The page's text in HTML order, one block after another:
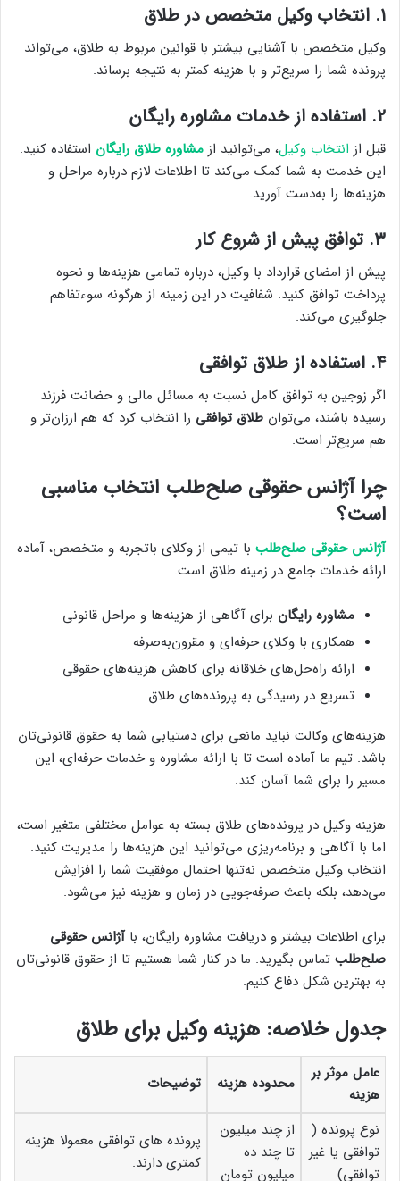
۱. انتخاب وکیل متخصص در طلاق
وکیل متخصص با آشنایی بیشتر با قوانین مربوط به طلاق، می‌تواند
پرونده شما را سریع‌تر و با هزینه کمتر به نتیجه برساند.
۲. استفاده از خدمات مشاوره رایگان
قبل از انتخاب وکیل، می‌توانید از مشاوره طلاق رایگان استفاده کنید.
این خدمت به شما کمک می‌کند تا اطلاعات لازم درباره مراحل و
هزینه‌ها را به‌دست آورید.
۳. توافق پیش از شروع کار
پیش از امضای قرارداد با وکیل، درباره تمامی هزینه‌ها و نحوه
پرداخت توافق کنید. شفافیت در این زمینه از هرگونه سوءتفاهم
جلوگیری می‌کند.
۴. استفاده از طلاق توافقی
اگر زوجین به توافق کامل نسبت به مسائل مالی و حضانت فرزند
رسیده باشند، می‌توان طلاق توافقی را انتخاب کرد که هم ارزان‌تر و
هم سریع‌تر است.
چرا آژانس حقوقی صلح‌طلب انتخاب مناسبی
است؟
آژانس حقوقی صلح‌طلب با تیمی از وکلای باتجربه و متخصص، آماده
ارائه خدمات جامع در زمینه طلاق است.
مشاوره رایگان برای آگاهی از هزینه‌ها و مراحل قانونی
همکاری با وکلای حرفه‌ای و مقرون‌به‌صرفه
ارائه راه‌حل‌های خلاقانه برای کاهش هزینه‌های حقوقی
تسریع در رسیدگی به پرونده‌های طلاق
هزینه‌های وکالت نباید مانعی برای دستیابی شما به حقوق قانونی‌تان
باشد. تیم ما آماده است تا با ارائه مشاوره و خدمات حرفه‌ای، این
مسیر را برای شما آسان کند.
هزینه وکیل در پرونده‌های طلاق بسته به عوامل مختلفی متغیر است،
اما با آگاهی و برنامه‌ریزی می‌توانید این هزینه‌ها را مدیریت کنید.
انتخاب وکیل متخصص نه‌تنها احتمال موفقیت شما را افزایش
می‌دهد، بلکه باعث صرفه‌جویی در زمان و هزینه نیز می‌شود.
برای اطلاعات بیشتر و دریافت مشاوره رایگان، باآژانس حقوقی
صلح‌طلب تماس بگیرید. ما در کنار شما هستیم تا از حقوق قانونی‌تان
به بهترین شکل دفاع کنیم.
جدول خلاصه: هزینه وکیل برای طلاق
عامل موثر بر
هزینه
محدوده هزینه توضیحات
نوع پرونده (
توافقی یا غیر
توافقی)
از چند میلیون
تا چند ده
میلیون تومان
پرونده های توافقی معمولا هزینه
کمتری دارند.